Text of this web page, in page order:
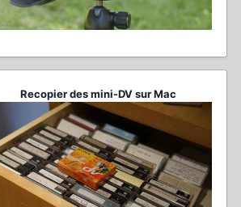
Recopier des mini-DV sur Mac